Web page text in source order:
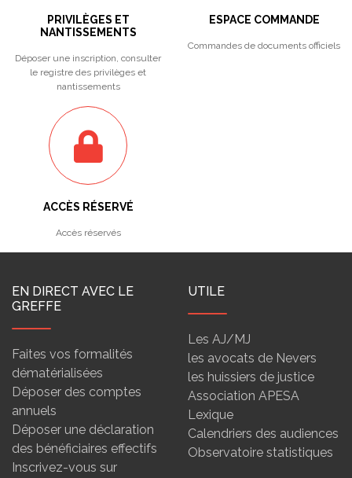
PRIVILÈGES ET
NANTISSEMENTS
Déposer une inscription, consulter
le registre des privilèges et
nantissements
ESPACE COMMANDE
Commandes de documents officiels
ACCÈS RÉSERVÉ
Accès réservés
EN DIRECT AVEC LE
GREFFE
Faites vos formalités
dématérialisées
Déposer des comptes
annuels
Déposer une déclaration
des bénéficiaires effectifs
Inscrivez-vous sur
UTILE
Les AJ/MJ
les avocats de Nevers
les huissiers de justice
Association APESA
Lexique
Calendriers des audiences
Observatoire statistiques